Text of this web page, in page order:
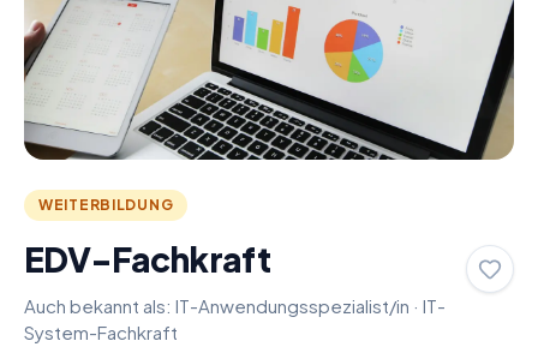
WEITERBILDUNG
EDV-Fachkraft
Auch bekannt als: IT-Anwendungsspezialist/in · IT-
System-Fachkraft